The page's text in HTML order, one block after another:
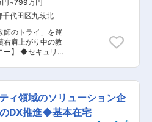
流工程から運用
ーク、インフラ
提供をしていま
IoT、セキュリテ
の技術の活用に
ビスを研究開発
実施しています。
シデント対応、脆
ドパーティベン
ネトレーションテ
ス導入時のセキュ
イバー攻撃演習の
動・社内研修の企
IT関連の他業務や
の社員が在籍し、
務を遂行していま
ナリスト
~799万円
千代田区九段北
師のトライ」を運
右肩上がり中の教
リテ
理、課題管理、リ
ジメント全般 ・
理、品質管理、コ
ック：新規シス
セキュリティアセ
ィ領域のソリューション企
DX推進◆基本在宅